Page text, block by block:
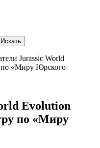
Искать
Jurassic World
по «Миру Юрского
Evolution
по «Миру